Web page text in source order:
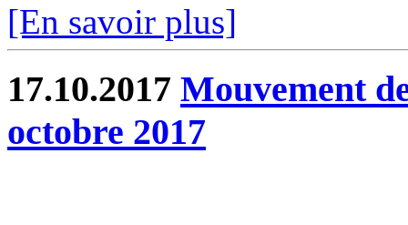
[En savoir plus]
17.10.2017 Mouvement
octobre 2017